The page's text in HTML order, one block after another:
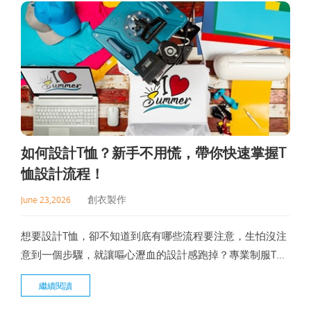
如何設計T恤？新手不用慌，帶你快速掌握T
恤設計流程！
June 23,2026 創衣製作
想要設計T恤，卻不知道到底有哪些流程要注意，生怕沒注
意到一個步驟，就讓嘔心瀝血的設計感跑掉？專業制服T恤
製作團隊手把手教你快速上手設計T恤的一切流程，有需要
就找創衣！
繼續閱讀